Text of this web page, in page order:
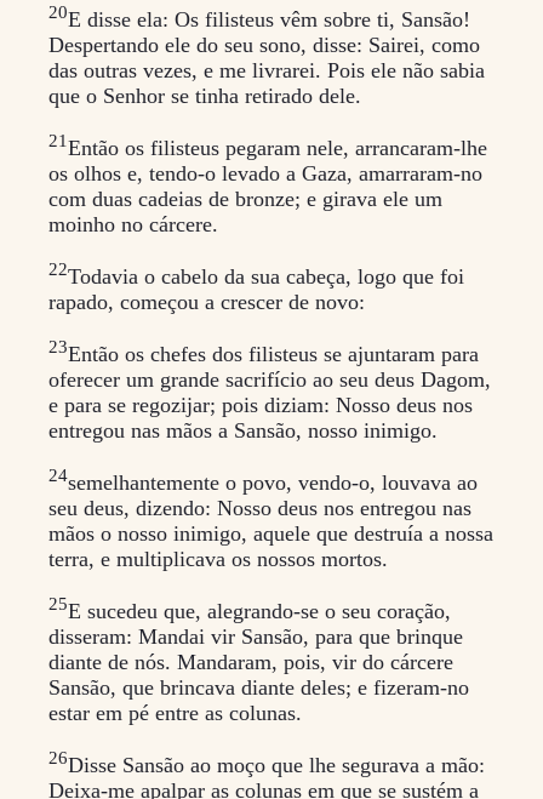
20E disse ela: Os filisteus vêm sobre ti, Sansão!
Despertando ele do seu sono, disse: Sairei, como
das outras vezes, e me livrarei. Pois ele não sabia
que o Senhor se tinha retirado dele.
21Então os filisteus pegaram nele, arrancaram-lhe
os olhos e, tendo-o levado a Gaza, amarraram-no
com duas cadeias de bronze; e girava ele um
moinho no cárcere.
22Todavia o cabelo da sua cabeça, logo que foi
rapado, começou a crescer de novo:
23Então os chefes dos filisteus se ajuntaram para
oferecer um grande sacrifício ao seu deus Dagom,
e para se regozijar; pois diziam: Nosso deus nos
entregou nas mãos a Sansão, nosso inimigo.
24semelhantemente o povo, vendo-o, louvava ao
seu deus, dizendo: Nosso deus nos entregou nas
mãos o nosso inimigo, aquele que destruía a nossa
terra, e multiplicava os nossos mortos.
25E sucedeu que, alegrando-se o seu coração,
disseram: Mandai vir Sansão, para que brinque
diante de nós. Mandaram, pois, vir do cárcere
Sansão, que brincava diante deles; e fizeram-no
estar em pé entre as colunas.
26Disse Sansão ao moço que lhe segurava a mão:
Deixa-me apalpar as colunas em que se sustém a